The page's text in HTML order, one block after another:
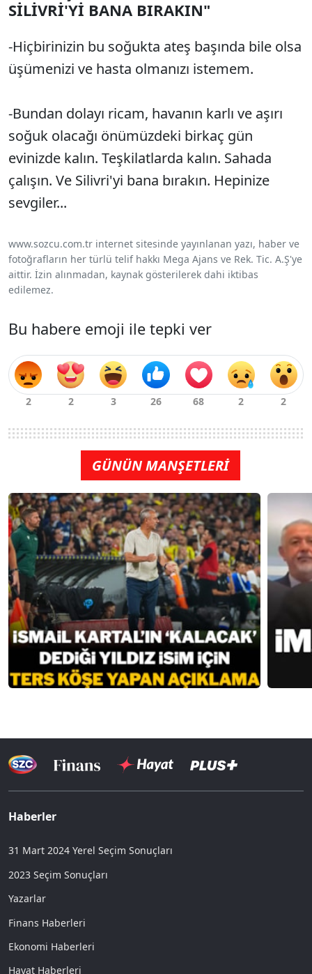
SİLİVRİ'Yİ BANA BIRAKIN"
-Hiçbirinizin bu soğukta ateş başında bile olsa
üşümenizi ve hasta olmanızı istemem.
-Bundan dolayı ricam, havanın karlı ve aşırı
soğuk olacağı önümüzdeki birkaç gün
evinizde kalın. Teşkilatlarda kalın. Sahada
çalışın. Ve Silivri'yi bana bırakın. Hepinize
sevgiler...
www.sozcu.com.tr internet sitesinde yayınlanan yazı, haber ve
fotoğrafların her türlü telif hakkı Mega Ajans ve Rek. Tic. A.Ş'ye
aittir. İzin alınmadan, kaynak gösterilerek dahi iktibas
edilemez.
Bu habere emoji ile tepki ver
GÜNÜN MANŞETLERİ
Haberler
31 Mart 2024 Yerel Seçim Sonuçları
2023 Seçim Sonuçları
Yazarlar
Finans Haberleri
Ekonomi Haberleri
Hayat Haberleri